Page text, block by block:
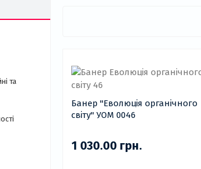
та
Банер "Еволюція органічного
світу" УОМ 0046
1 030.00 грн.